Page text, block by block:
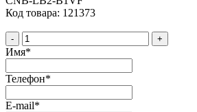
Код товара: 121373
- +
Имя*
Телефон*
E-mail*